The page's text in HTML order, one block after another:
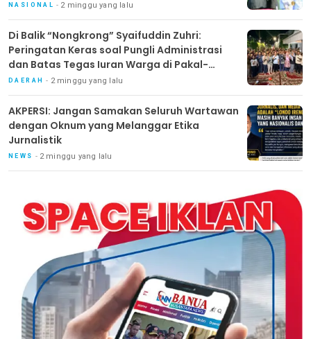
NASIONAL 2 minggu yang lalu
Di Balik “Nongkrong” Syaifuddin Zuhri:
Peringatan Keras soal Pungli Administrasi
dan Batas Tegas Iuran Warga di Pakal-
Benowo
DAERAH 2 minggu yang lalu
AKPERSI: Jangan Samakan Seluruh Wartawan
dengan Oknum yang Melanggar Etika
Jurnalistik
NEWS 2 minggu yang lalu